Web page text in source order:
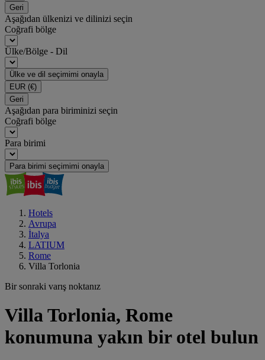
Geri
Aşağıdan ülkenizi ve dilinizi seçin
Coğrafi bölge
Ülke/Bölge - Dil
Ülke ve dil seçimimi onayla
EUR (€)
Geri
Aşağıdan para biriminizi seçin
Coğrafi bölge
Para birimi
Para birimi seçimimi onayla
Hotels
Avrupa
İtalya
LATIUM
Rome
Villa Torlonia
Bir sonraki varış noktanız
Villa Torlonia, Rome
konumuna yakın bir otel bulun